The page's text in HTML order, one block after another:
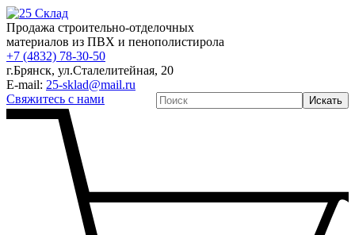
Продажа строительно-отделочных
материалов из ПВХ и пенополистирола
+7 (4832) 78-30-50
г.Брянск, ул.Сталелитейная, 20
E-mail: 25-sklad@mail.ru
Свяжитесь с нами
Искать